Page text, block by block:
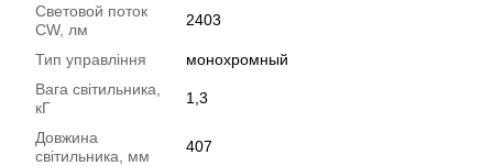
Световой поток
CW, лм
2403
Тип управління
монохромный
Вага світильника,
кГ
1,3
Довжина
світильника, мм
407